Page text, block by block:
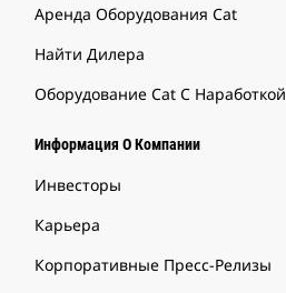
Аренда Оборудования Cat
Найти Дилера
Оборудование Cat С Наработкой
Информация О Компании
Инвесторы
Карьера
Корпоративные Пресс-Релизы